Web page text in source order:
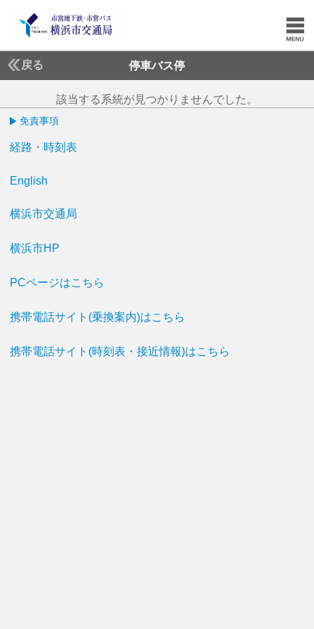
戻る 停車バス停
該当する系統が見つかりませんでした。
免責事項
経路・時刻表
English
横浜市交通局
横浜市HP
PCページはこちら
携帯電話サイト(乗換案内)はこちら
携帯電話サイト(時刻表・接近情報)はこちら